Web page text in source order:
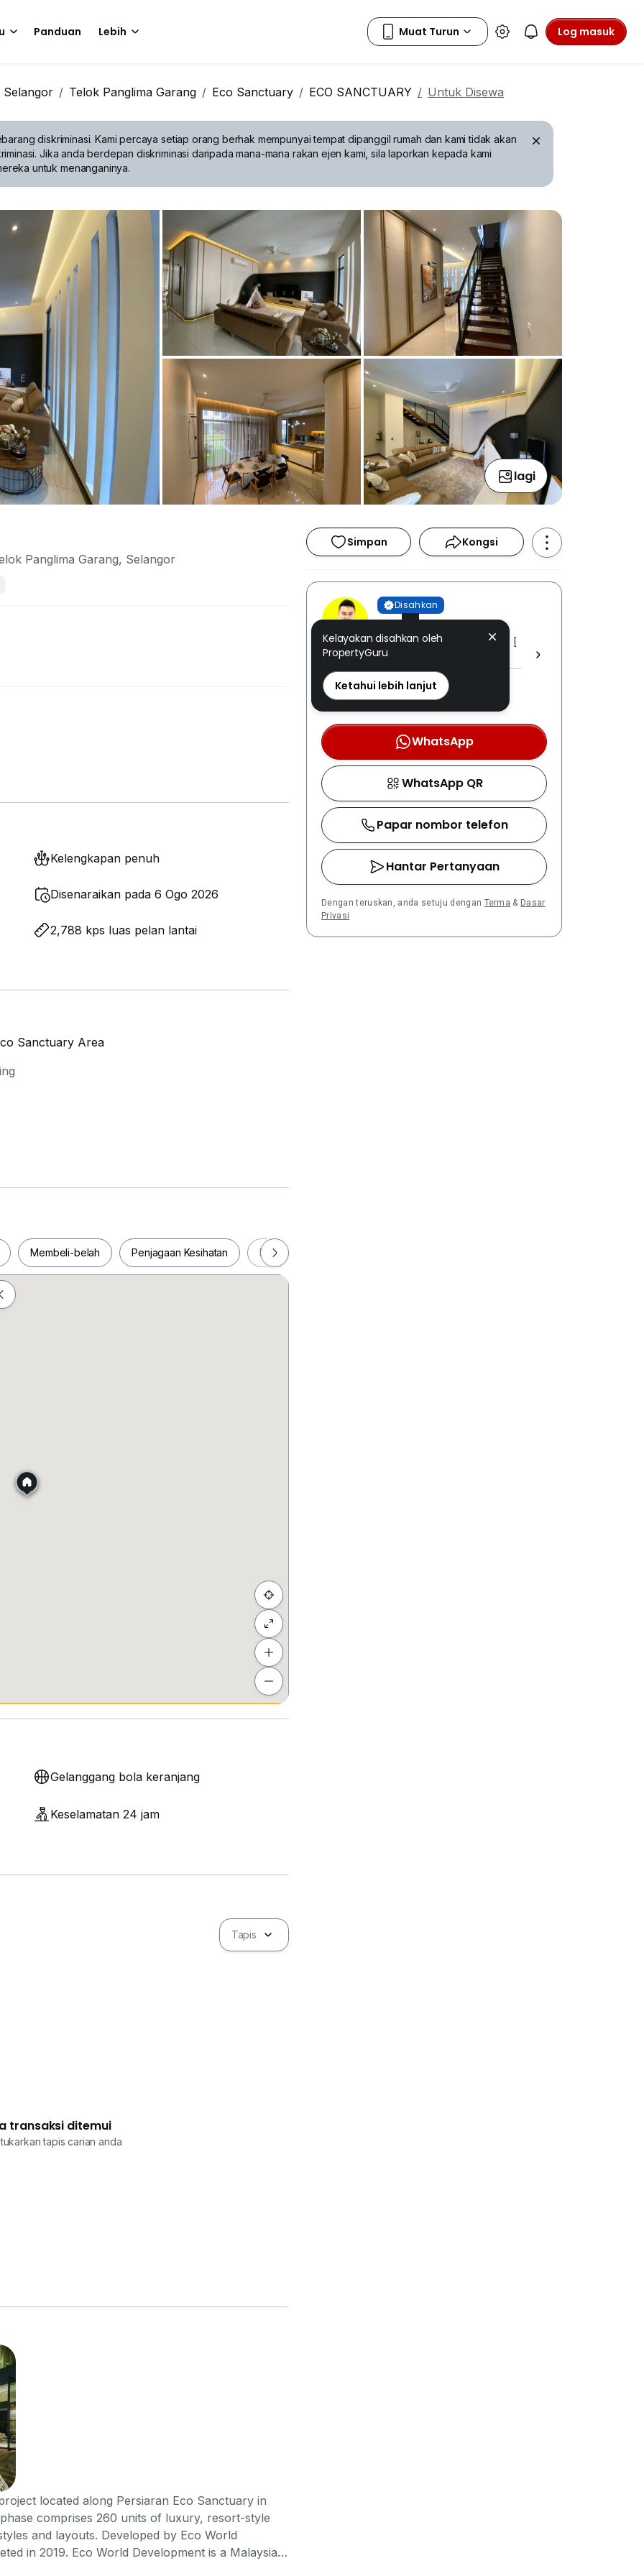
Panduan Lebih Log masuk
Selangor Telok Panglima Garang Eco Sanctuary ECO SANCTUARY Untuk Disewa
diskriminasi.Kami percaya setiap orang berhak mempunyai tempat dipanggil rumah dan kami tidak akan
Jika anda berdepan diskriminasi daripada mana-mana rakan ejen kami, sila laporkan kepada kami
untuk menanganinya.
lagi
Panglima Garang, Selangor
Kelengkapan penuh
Disenaraikan pada 6 Ogo 2026
2,788 kps luas pelan lantai
Sanctuary Area
Membeli-belah Penjagaan Kesihatan Makanan & Minuman
Gelanggang bola keranjang
Keselamatan 24 jam
Tapis
transaksi ditemui
tapis carian anda
located along Persiaran Eco Sanctuary in
comprises 260 units of luxury, resort-style
and layouts. Developed by Eco World
in 2019. Eco World Development is a Malaysia-
Malaysia, Singapore, Australia and the United
Simpan Kongsi
Disahkan
Chris Lee
GATHER PROPERTIES SDN. BHD. [
E (1) 1536 ]
REN: 09170 disahkan
Nombor berdaftar LPEPH
WhatsApp
WhatsApp QR
Papar nombor telefon
Hantar Pertanyaan
Dengan teruskan, anda setuju dengan Terma & Dasar
Privasi
Kelayakan disahkan oleh
PropertyGuru
Ketahui lebih lanjut